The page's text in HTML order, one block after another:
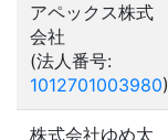
アペックス株式
会社
(法人番号:
1012701003980)
株式会社ゆめ太